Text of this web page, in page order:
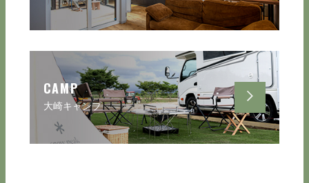
CAMP
大崎キャンプ